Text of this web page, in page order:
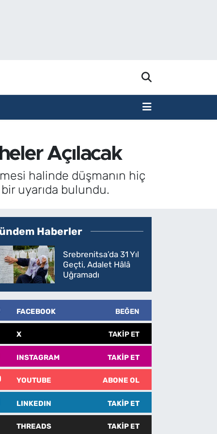
Açılacak
halinde düşmanın hiç
uyarıda bulundu.
Haberler
Srebrenitsa’da 31 Yıl
Geçti, Adalet Hâlâ
Uğramadı
FACEBOOK BEĞEN
X TAKIP ET
INSTAGRAM TAKIP ET
YOUTUBE ABONE OL
LINKEDIN TAKIP ET
THREADS TAKIP ET